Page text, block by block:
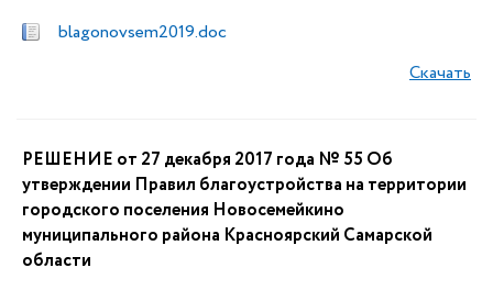
blagonovsem2019.doc
Скачать
РЕШЕНИЕ от 27 декабря 2017 года № 55 Об
утверждении Правил благоустройства на территории
городского поселения Новосемейкино
муниципального района Красноярский Самарской
области